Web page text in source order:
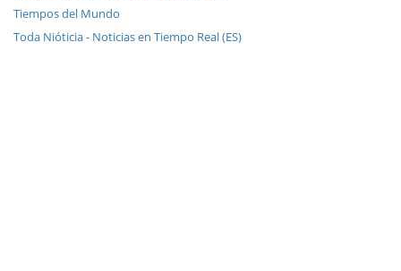
Tiempos del Mundo
Toda Nióticia - Noticias en Tiempo Real (ES)